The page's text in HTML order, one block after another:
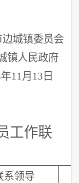
边城镇委员会
镇人民政府
年11 月 13 日
工作联
系领导